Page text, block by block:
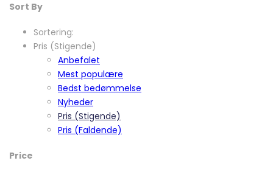
Sort By
Sortering:
Pris (Stigende)
Anbefalet
Mest populære
Bedst bedømmelse
Nyheder
Pris (Stigende)
Pris (Faldende)
Price